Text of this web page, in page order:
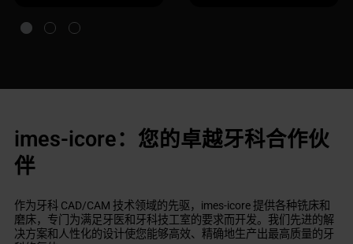
imes-icore：您的卓越牙科合作伙
伴
作为牙科 CAD/CAM 技术领域的先驱，imes-icore 提供各种铣床和
磨床，专门为满足牙医和牙科技工室的要求而开发。我们先进的解
决方案和人性化的设计使您能够高效、精确地生产出最高质量的牙